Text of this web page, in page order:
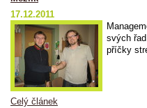
17.12.2011
svých
příčky
Celý článek